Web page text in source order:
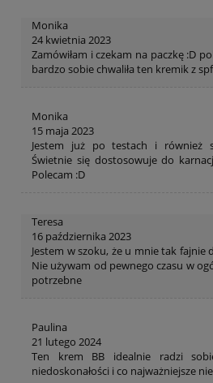
Monika
24 kwietnia 2023
Zamówiłam i czekam na paczkę :D
bardzo sobie chwaliła ten kremik z spf
Monika
15 maja 2023
Jestem już po testach i również
Świetnie się dostosowuje do
Polecam :D
Teresa
16 października 2023
Jestem w szoku, że u mnie tak fajnie
Nie używam od pewnego czasu w
potrzebne
Paulina
21 lutego 2024
Ten krem BB idealnie radzi
niedoskonałości i co najważniejsze